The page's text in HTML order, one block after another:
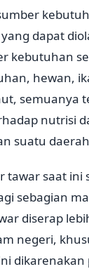
dapat
kebutuhan
hewan,
semuanya
nutrisi
suatu
tawar saat ini
sebagian
diserap
negeri,
dikarenakan